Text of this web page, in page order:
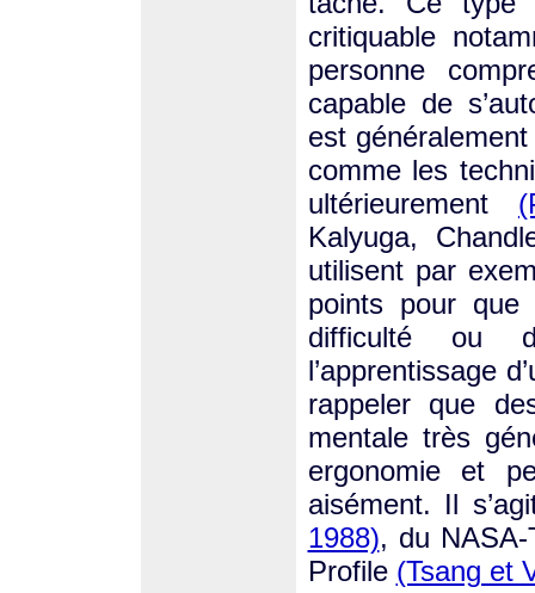
critiquable
personne
capable de
est
comme les
ultérieurement
Kalyuga,
utilisent par
points pour
difficulté ou
l’apprentissage
rappeler que
mentale très
ergonomie et
aisément. Il
1988), du
Profile (Tsang et